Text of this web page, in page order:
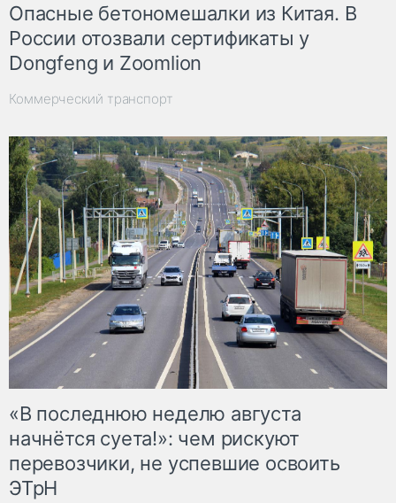
Опасные бетономешалки из Китая. В
России отозвали сертификаты у
Dongfeng и Zoomlion
Коммерческий транспорт
«В последнюю неделю августа
начнётся суета!»: чем рискуют
перевозчики, не успевшие освоить
ЭТрН